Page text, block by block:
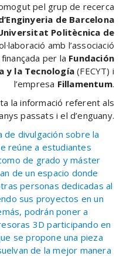
pel grup de recerca
de Barcelona
Politècnica de
amb l’associació
finançada per la Fundación
y la Tecnología (FECYT) i
l’empresa Fillamentum.
la informació referent als
passats i el d’enguany.
de divulgación sobre la
reúne a estudiantes
de grado y máster
de un espacio donde
personas dedicadas al
sus proyectos en un
podrán poner a
3D participando en
se propone una pieza
de la mejor manera